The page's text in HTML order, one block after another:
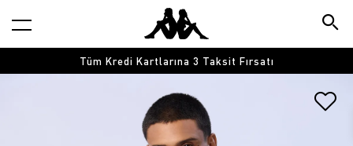
Tüm Kredi Kartlarına 3 Taksit Fırsatı